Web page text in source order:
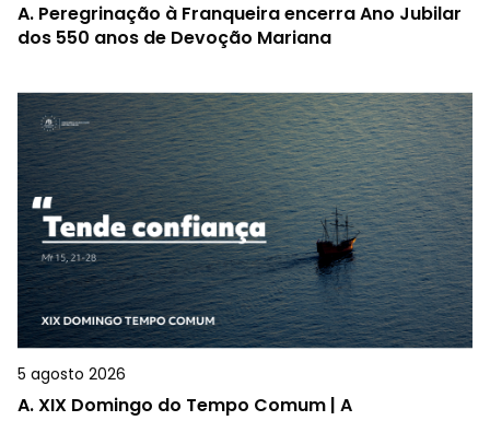
A. Peregrinação à Franqueira encerra Ano Jubilar
dos 550 anos de Devoção Mariana
5 agosto 2026
A.XIX Domingo do Tempo Comum | A